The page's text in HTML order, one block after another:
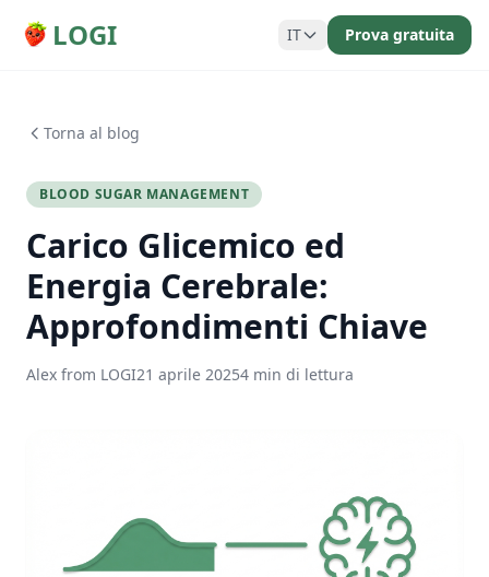
LOGI IT Prova gratuita
Torna al blog
BLOOD SUGAR MANAGEMENT
Carico Glicemico ed
Energia Cerebrale:
Approfondimenti Chiave
Alex from LOGI21 aprile 20254 min di lettura